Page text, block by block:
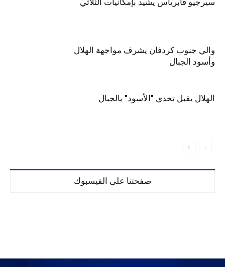
سيرجيو فابرياس يشيد بإمكانيات الثلاثي
والي جنوب كردفان يشرف مواجهة الهلال
وأسود الجبال
الهلال يقبل تحدي "الأسود" بالجبال
صفحتنا على الفيسبوك